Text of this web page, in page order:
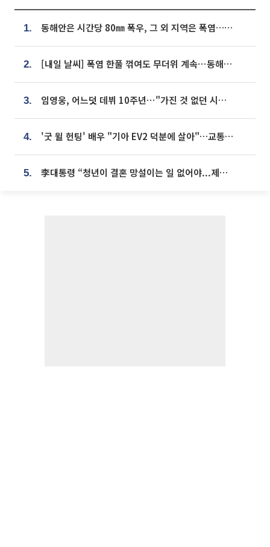
1. 동해안은 시간당 80㎜ 폭우, 그 외 지역은 폭염…‘극과 극 날씨’
2. [내일 날씨] 폭염 한풀 꺾여도 무더위 계속⋯동해안 이틀 연속 비
3. 임영웅, 어느덧 데뷔 10주년⋯"가진 것 없던 시절, 내 앞엔 20명의 팬뿐"
4. '굿 윌 헌팅' 배우 "기아 EV2 덕분에 살아"…교통사고 후 안전성 극찬
5. 李대통령 “청년이 결혼 망설이는 일 없어야...제도상 불이익 조사”